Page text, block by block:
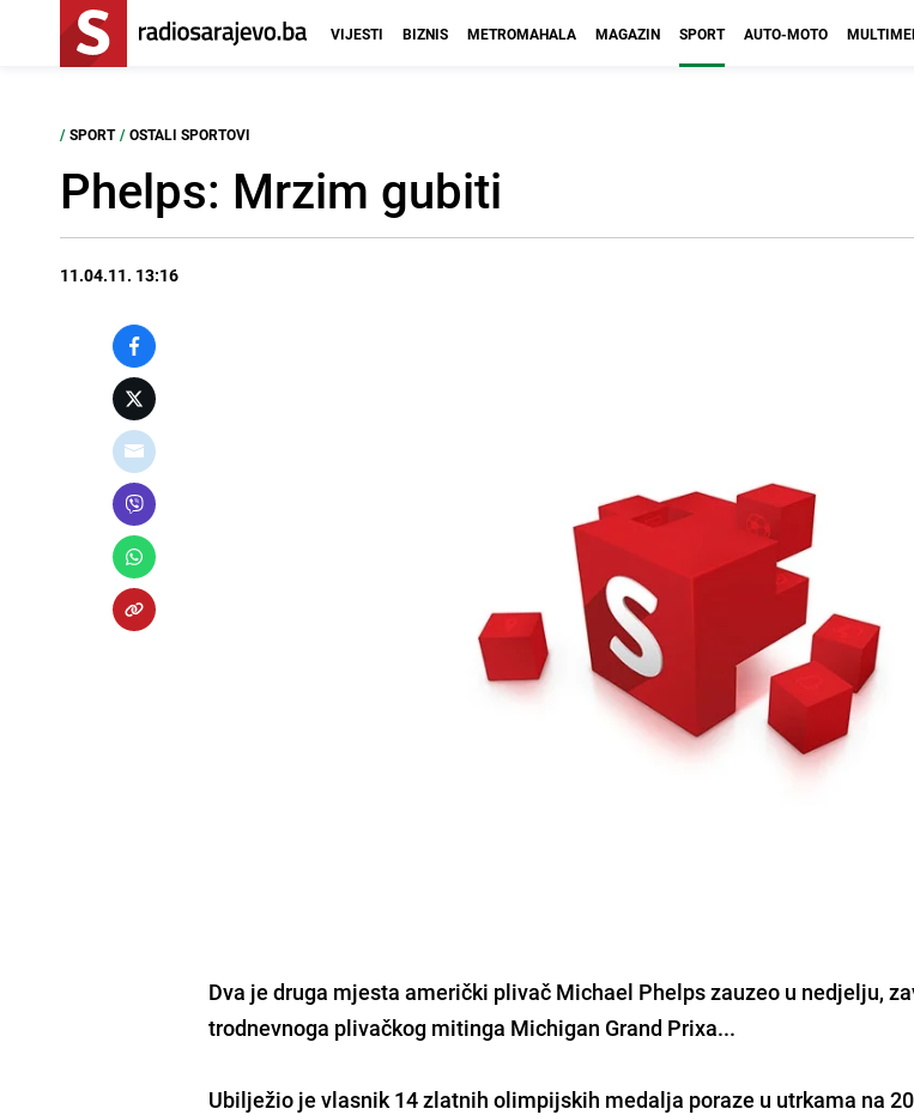
VIJESTI BIZNIS METROMAHALA MAGAZIN SPORT AUTO-MOTO
/ SPORT / OSTALI SPORTOVI
Phelps: Mrzim gubiti
11.04.11. 13:16
Dva je druga mjesta američki plivač Michael Phelps zauzeo u nedjelju,
trodnevnoga plivačkog mitinga Michigan Grand Prixa...
Ubilježio je vlasnik 14 zlatnih olimpijskih medalja poraze u utrkama na